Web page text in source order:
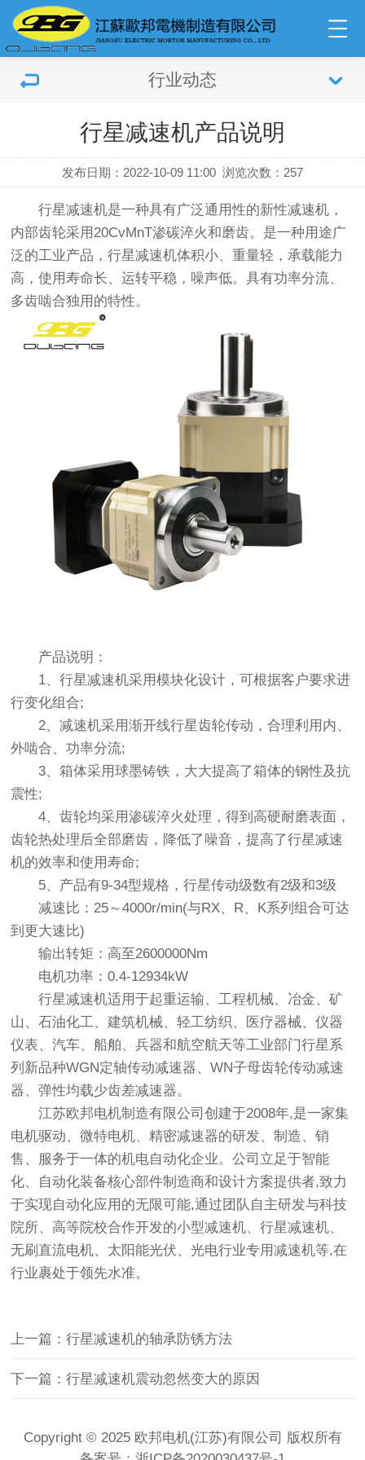
行业动态
行星减速机产品说明
发布日期：2022-10-09 11:00 浏览次数： 257
行星减速机是一种具有广泛通用性的新性减速机，
内部齿轮采用20CvMnT渗碳淬火和磨齿。是一种用途广
泛的工业产品，行星减速机体积小、重量轻，承载能力
高，使用寿命长、运转平稳，噪声低。具有功率分流、
多齿啮合独用的特性。
产品说明：
1、行星减速机采用模块化设计，可根据客户要求进
行变化组合;
2、减速机采用渐开线行星齿轮传动，合理利用内、
外啮合、功率分流;
3、箱体采用球墨铸铁，大大提高了箱体的钢性及抗
震性;
4、齿轮均采用渗碳淬火处理，得到高硬耐磨表面，
齿轮热处理后全部磨齿，降低了噪音，提高了行星减速
机的效率和使用寿命;
5、产品有9-34型规格，行星传动级数有2级和3级
减速比：25～4000r/min(与RX、R、K系列组合可达
到更大速比)
输出转矩：高至2600000Nm
电机功率：0.4-12934kW
行星减速机适用于起重运输、工程机械、冶金、矿
山、石油化工、建筑机械、轻工纺织、医疗器械、仪器
仪表、汽车、船舶、兵器和航空航天等工业部门行星系
列新品种WGN定轴传动减速器、WN子母齿轮传动减速
器、弹性均载少齿差减速器。
江苏欧邦电机制造有限公司创建于2008年,是一家集
电机驱动、微特电机、精密减速器的研发、制造、销
售、服务于一体的机电自动化企业。公司立足于智能
化、自动化装备核心部件制造商和设计方案提供者,致力
于实现自动化应用的无限可能,通过团队自主研发与科技
院所、高等院校合作开发的小型减速机、行星减速机、
无刷直流电机、太阳能光伏、光电行业专用减速机等,在
行业裹处于领先水准。
上一篇：行星减速机的轴承防锈方法
下一篇：行星减速机震动忽然变大的原因
Copyright © 2025 欧邦电机(江苏)有限公司 版权所有